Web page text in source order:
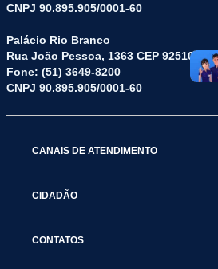
CNPJ 90.895.905/0001-60
Palácio Rio Branco
Rua João Pessoa, 1363 CEP 92510-045
Fone: (51) 3649-8200
CNPJ 90.895.905/0001-60
CANAIS DE ATENDIMENTO
CIDADÃO
CONTATOS